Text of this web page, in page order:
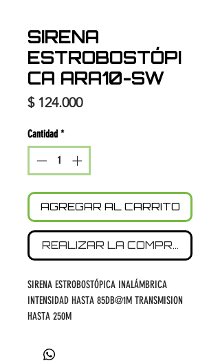
SIRENA
ESTROBOSTÓPI
CA ARA10-SW
$ 124.000Precio
Cantidad *
AGREGAR AL CARRITO
REALIZAR LA COMPRA
SIRENA ESTROBOSTÓPICA INALÁMBRICA
INTENSIDAD HASTA 85DB@1M TRANSMISION
HASTA 250M